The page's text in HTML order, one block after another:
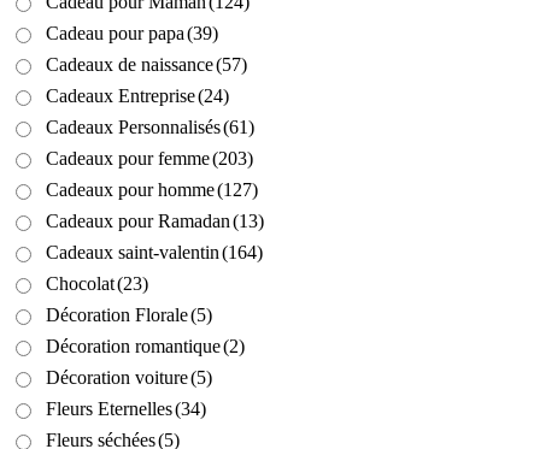
Cadeau pour papa(39)
Cadeaux de naissance(57)
Cadeaux Entreprise(24)
Cadeaux Personnalisés(61)
Cadeaux pour femme(203)
Cadeaux pour homme(127)
Cadeaux pour Ramadan(13)
Cadeaux saint-valentin(164)
Chocolat(23)
Décoration Florale(5)
Décoration romantique(2)
Décoration voiture(5)
Fleurs Eternelles(34)
Fleurs séchées(5)